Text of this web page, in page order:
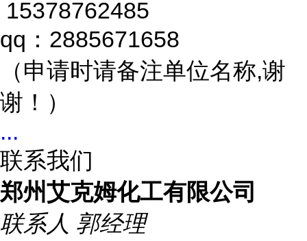
15378762485
qq：2885671658
（申请时请备注单位名称,谢
谢！）
...
联系我们
郑州艾克姆化工有限公司
联系人 郭经理